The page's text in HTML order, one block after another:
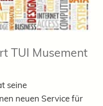
TUI Musement
seine
neuen Service für